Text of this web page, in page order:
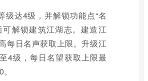
级达4级，并解锁功能点“名
可解锁建筑江湖志。建造江
每日名声获取上限。升级江
4级，每日名望获取上限最